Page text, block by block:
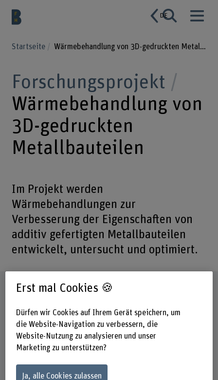
DE
Startseite Wärmebehandlung von 3D-gedruckten Metallbauteilen
Forschungsprojekt
Wärmebehandlung von
3D-gedruckten
Metallbauteilen
Im Projekt werden
Wärmebehandlungen zur
Verbesserung der Eigenschaften von
additiv gefertigten Metallbauteilen
entwickelt, untersucht und optimiert.
Steckbrief
Institut(e)
Institute for Surface Applied Laser, Phototonics and
Surface Technologies (ALPS)
Institute for Applied Laser, Photonics and Surface
Technologies ALPS
Erst mal Cookies 🍪
Dürfen wir Cookies auf Ihrem Gerät speichern, um
die Website-Navigation zu verbessern, die
Website-Nutzung zu analysieren und unser
Marketing zu unterstützen?
Ja, alle Cookies zulassen